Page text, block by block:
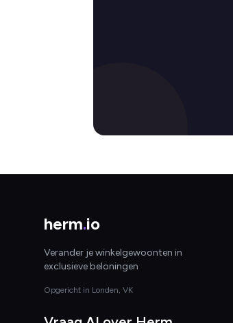
herm.io
Verander je winkelgewoonten in
exclusieve beloningen
Opgericht in Londen, VK